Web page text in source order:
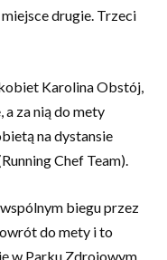
miejsce drugie. Trzeci
Karolina Obstój,
za nią do mety
na dystansie
Chef Team).
biegu przez
do mety i to
w Parku Zdrojowym